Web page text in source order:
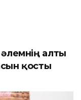
алты
қосты